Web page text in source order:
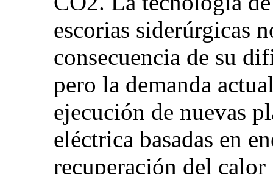
escorias siderúrgicas
consecuencia de su
pero la demanda
ejecución de nuevas
eléctrica basadas en
recuperación del calor